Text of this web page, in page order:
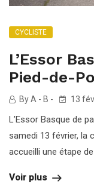
CYCLISTE
L’Essor
Pied-de-
By A - B - 13
L’Essor Basque de
samedi 13 février, la
accueilli une étape
Voir plus